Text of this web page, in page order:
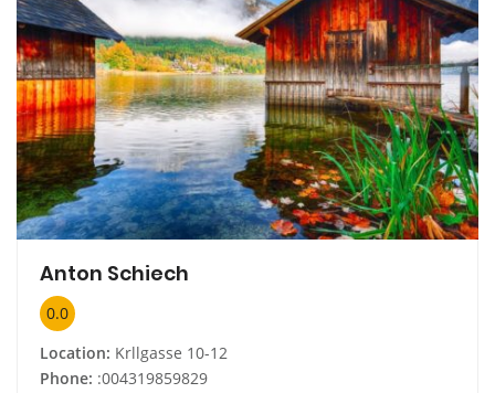
Anton Schiech
0.0
Location: Krllgasse 10-12
Phone: :004319859829